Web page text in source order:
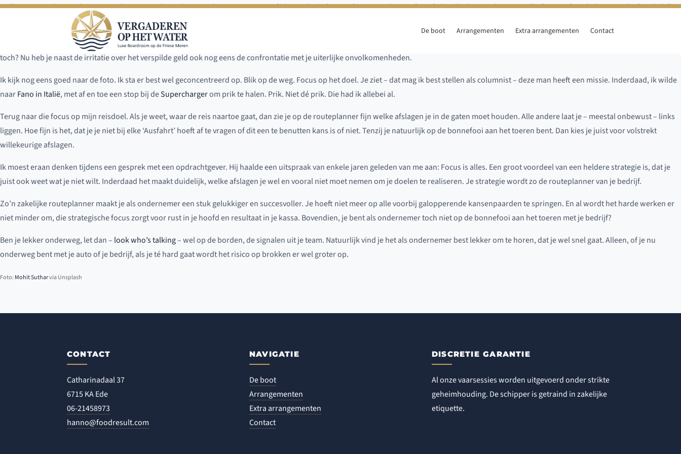
De boot Arrangementen Extra arrangementen Contact
Er ligt een envelop op de mat. Met het stempel van de Deutsche Post. Dan weet je het wel. Als je tenminste met de auto in Duitsland hebt gereden. De Polizei vraagt je te bekennen, dat je schuldig
bent aan te hard rijden. Om je alle mogelijkheid op ontkennen te ontnemen krijg je er een foto van het moment suprême bij.
Is dat nou nodig? Je bent al wat boos, vooral op jezelf, omdat je een bekeuring krijgt. En dan krijg je er een foto bij die beslist niet Instagrammable is. Die hadden ze best wat kunnen photoshoppen,
toch? Nu heb je naast de irritatie over het verspilde geld ook nog eens de confrontatie met je uiterlijke onvolkomenheden.
Ik kijk nog eens goed naar de foto. Ik sta er best wel geconcentreerd op. Blik op de weg. Focus op het doel. Je ziet – dat mag ik best stellen als columnist – deze man heeft een missie. Inderdaad, ik wilde
naarFano in Italië, met af en toe een stop bij deSuperchargerom prik te halen. Prik. Niet dé prik. Die had ik allebei al.
Terug naar die focus op mijn reisdoel. Als je weet, waar de reis naartoe gaat, dan zie je op de routeplanner fijn welke afslagen je in de gaten moet houden. Alle andere laat je – meestal onbewust – links
liggen. Hoe fijn is het, dat je je niet bij elke ‘Ausfahrt’ hoeft af te vragen of dit een te benutten kans is of niet. Tenzij je natuurlijk op de bonnefooi aan het toeren bent. Dan kies je juist voor volstrekt
willekeurige afslagen.
Ik moest eraan denken tijdens een gesprek met een opdrachtgever. Hij haalde een uitspraak van enkele jaren geleden van me aan: Focus is alles. Een groot voordeel van een heldere strategie is, dat je
juist ook weet wat je niet wilt. Inderdaad het maakt duidelijk, welke afslagen je wel en vooral niet moet nemen om je doelen te realiseren. Je strategie wordt zo de routeplanner van je bedrijf.
Zo’n zakelijke routeplanner maakt je als ondernemer een stuk gelukkiger en succesvoller. Je hoeft niet meer op alle voorbij galopperende kansenpaarden te springen. En al wordt het harde werken er
niet minder om, die strategische focus zorgt voor rust in je hoofd en resultaat in je kassa. Bovendien, je bent als ondernemer toch niet op de bonnefooi aan het toeren met je bedrijf?
Ben je lekker onderweg, let dan – look who’s talking– wel op de borden, de signalen uit je team. Natuurlijk vind je het als ondernemer best lekker om te horen, dat je wel snel gaat. Alleen, of je nu
onderweg bent met je auto of je bedrijf, als je té hard gaat wordt het risico op brokken er wel groter op.
Foto: Mohit Sutharvia Unsplash
CONTACT
Catharinadaal 37
6715 KA Ede
06-21458973
hanno@foodresult.com
NAVIGATIE
De boot
Arrangementen
Extra arrangementen
Contact
DISCRETIE GARANTIE
Al onze vaarsessies worden uitgevoerd onder strikte
geheimhouding. De schipper is getraind in zakelijke
etiquette.